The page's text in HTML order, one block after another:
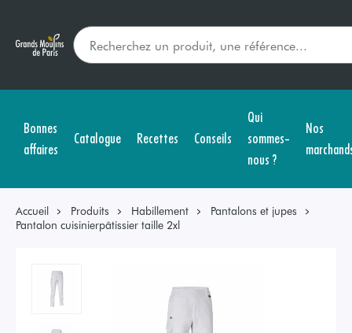
Bonnes
affaires
Catalogue Recettes Conseils
Qui
sommes-
nous ?
Nos
Accueil Produits Habillement
Pantalons et jupes
Pantalon cuisinierpâtissier taille 2xl